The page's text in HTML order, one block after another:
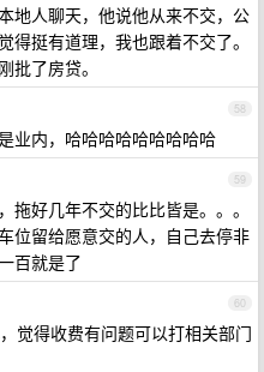
地人聊天，他说他从来不交，公
挺有道理，我也跟着不交了。
批了房贷。
58
业内，哈哈哈哈哈哈哈哈哈
59
好几年不交的比比皆是。。。
位留给愿意交的人，自己去停非
百就是了
60
觉得收费有问题可以打相关部门